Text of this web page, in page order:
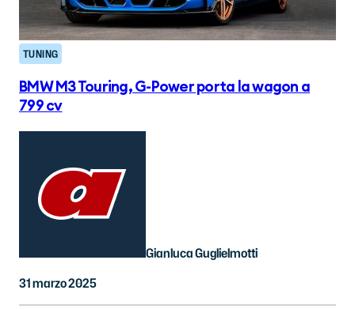
TUNING
BMW M3 Touring, G-Power porta la wagon a
799 cv
Gianluca Guglielmotti
31 marzo 2025